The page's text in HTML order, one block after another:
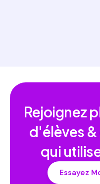
Rejoignez
d'élèves
qui
Essayez